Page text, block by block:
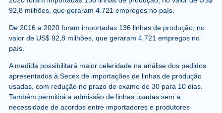
92,8 milhões, que geraram 4.721 empregos no país.
De 2016 a 2020 foram importadas 136 linhas de produção, no
valor de US$ 92,8 milhões, que geraram 4.721 empregos no
país.
A medida possibilitará maior celeridade na análise dos pedidos
apresentados à Secex de importações de linhas de produção
usadas, com redução no prazo de exame de 30 para 10 dias.
Também permitirá a admissão de linhas usadas sem a
necessidade de acordos entre importadores e produtores